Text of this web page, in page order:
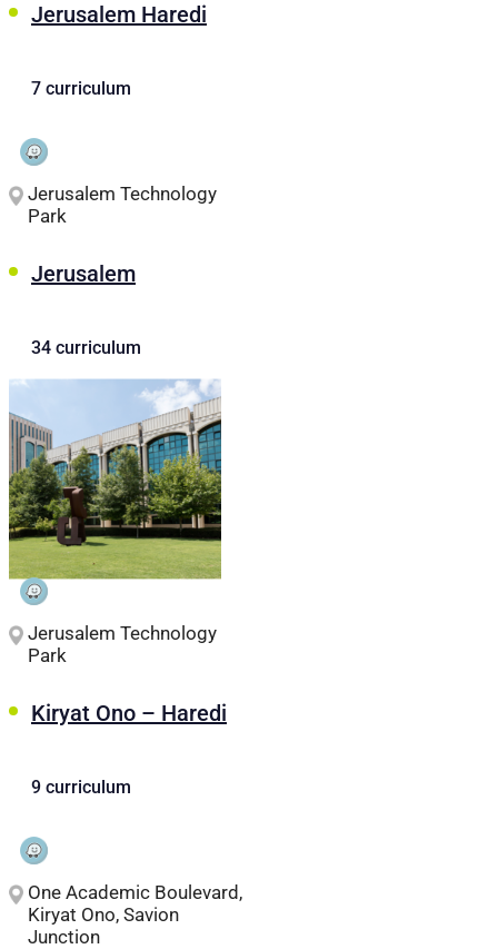
Jerusalem Haredi
7 curriculum
Jerusalem Technology
Park
Jerusalem
34 curriculum
Jerusalem Technology
Park
Kiryat Ono – Haredi
9 curriculum
One Academic Boulevard,
Kiryat Ono, Savion
Junction